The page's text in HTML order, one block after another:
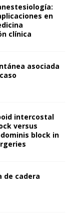
en
clínica
asociada
intercostal
versus
block in
de cadera